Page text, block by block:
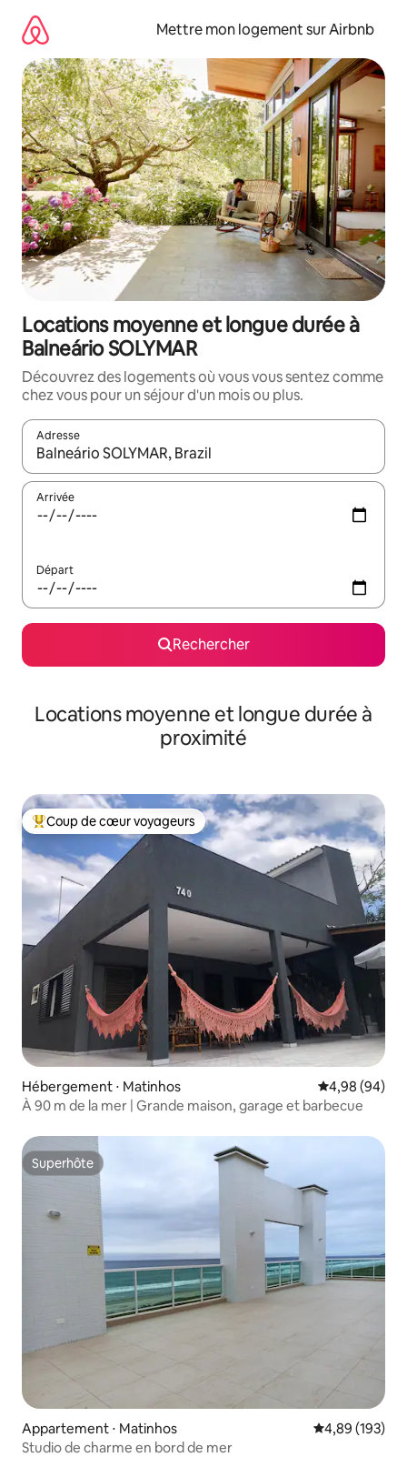
directement
contenu
Mettre mon logement sur Airbnb
Locations moyenne et longue durée à
Balneário SOLYMAR
Découvrez des logements où vous vous sentez comme
chez vous pour un séjour d'un mois ou plus.
Adresse
Lorsque les résultats s'affichent, utilisez les flèches vers le
Arrivée
Départ
Rechercher
Locations moyenne et longue durée à
proximité
Coups de cœur voyageurs les plus appréciés
Coup de cœur voyageurs
Hébergement ⋅ Matinhos Évaluation
4,98 (94)
À 90 m de la mer | Grande maison, garage et barbecue
Superhôte
Superhôte
Appartement ⋅ Matinhos Évaluation
4,89 (193)
Studio de charme en bord de mer